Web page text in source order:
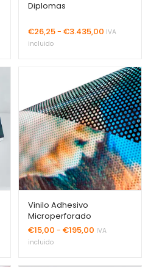
Diplomas
€26,25- €3.435,00 Rango
€26,25
hasta
€3.435,00
IVA
incluido
Vinilo Adhesivo
Microperforado
€15,00 - €195,00 Rango
IVA
incluido